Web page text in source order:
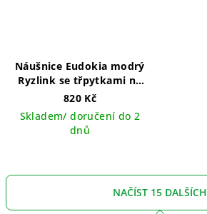
Náušnice Eudokia modrý
Ryzlink se třpytkami na
dlouhém háčku
820 Kč
Skladem/ doručení do 2
dnů
NAČÍST 15 DALŠÍCH